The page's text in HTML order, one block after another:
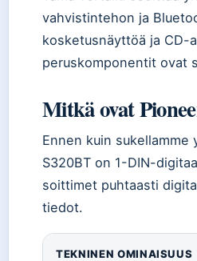
vahvistintehon ja
kosketusnäyttöä ja CD-
peruskomponentit ovat
Mitkä ovat
Ennen kuin
S320BT on 1-DIN-
soittimet puhtaasti
tiedot.
TEKNINEN OMINAISUUS